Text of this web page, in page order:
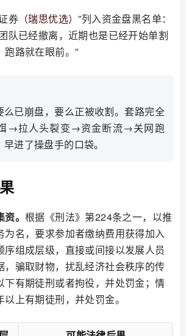
券（瑞思优选）”列入资金盘黑名单：
队已经撤离，近期也是已经开始单割
路就在眼前。”
么已崩盘，要么正被收割。套路完全
→拉人头裂变→资金断流→关网跑
进了操盘手的口袋。
。 根据《刑法》第224条之一，以推
为名，要求参加者缴纳费用获得加入
序组成层级，直接或间接以发展人员
，骗取财物，扰乱经济社会秩序的传
下有期徒刑或者拘役，并处罚金；情
上有期徒刑，并处罚金。